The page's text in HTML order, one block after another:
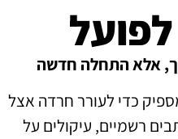
אלא התחלה חדשה
כדי לעורר חרדה אצל
רשמיים, עיקולים על